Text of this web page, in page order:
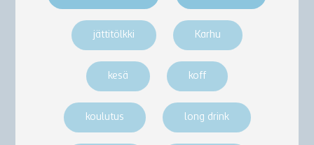
jättitölkki Karhu
kesä koff
koulutus long drink